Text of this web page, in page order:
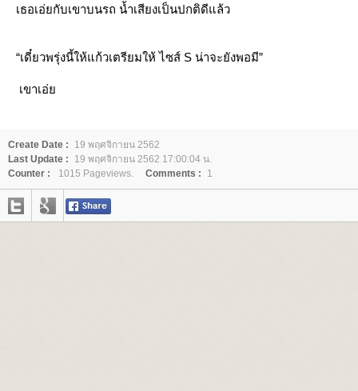
เธอเอ่ยกับเขาบนรถ น้ำเสียงเป็นปกติดีแล้ว
“เดี๋ยวพรุ่งนี้ให้แก้วเตรียมให้ ไซส์ S น่าจะยังพอมี”
เขาเอ่
Create Date :
19 พฤศจิกายน 2562
Last Update :
19 พฤศจิกายน 2562 17:00:04 น.
Counter :
1015 Pageviews. Comments : 1